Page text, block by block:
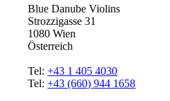
Blue Danube Violins
Strozzigasse 31
1080 Wien
Österreich
Tel:+43 1 405 4030
Tel:+43 (660) 944 1658